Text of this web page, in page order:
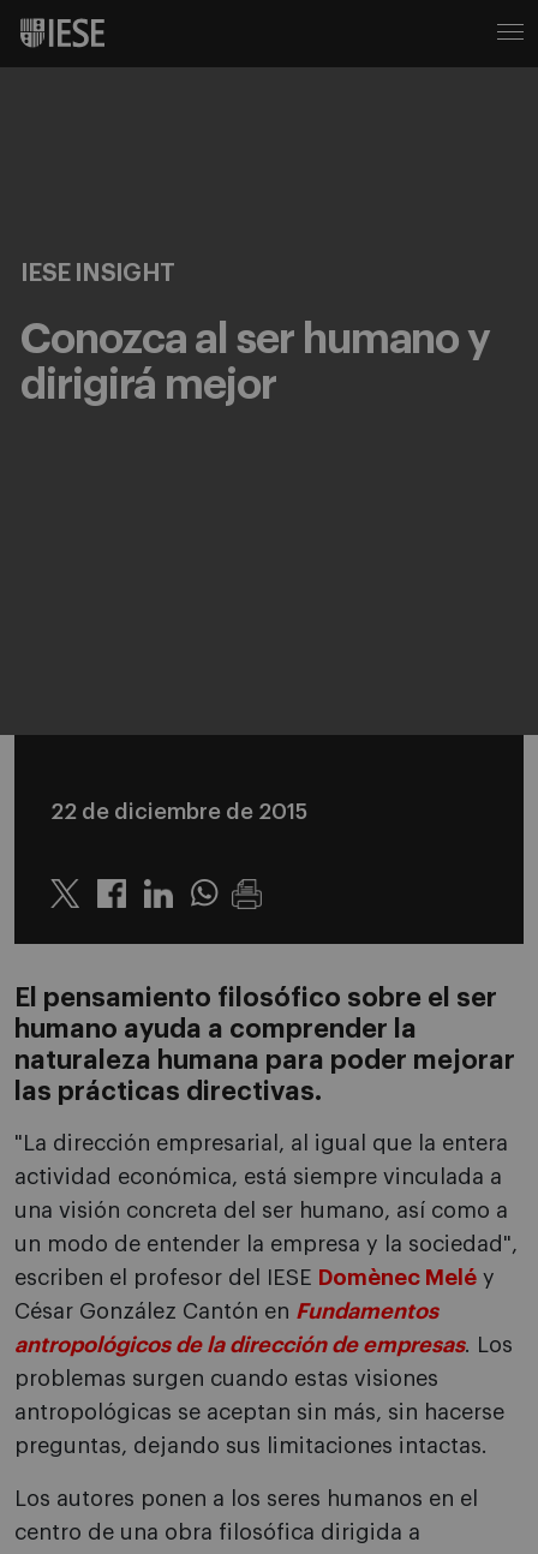
IESE INSIGHT
Conozca al ser humano y
dirigirá mejor
22 de diciembre de 2015
Twitter LinkedinWhatsapp
El pensamiento filosófico sobre el ser
humano ayuda a comprender la
naturaleza humana para poder mejorar
las prácticas directivas.
"La dirección empresarial, al igual que la entera
actividad económica, está siempre vinculada a
una visión concreta del ser humano, así como a
un modo de entender la empresa y la sociedad",
escriben el profesor del IESE Domènec Melé y
César González Cantón en Fundamentos
antropológicos de la dirección de empresas. Los
problemas surgen cuando estas visiones
antropológicas se aceptan sin más, sin hacerse
preguntas, dejando sus limitaciones intactas.
Los autores ponen a los seres humanos en el
centro de una obra filosófica dirigida a